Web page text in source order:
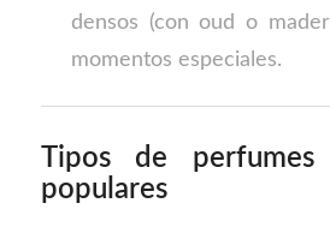
densos (con oud o
momentos especiales.
Tipos de
populares